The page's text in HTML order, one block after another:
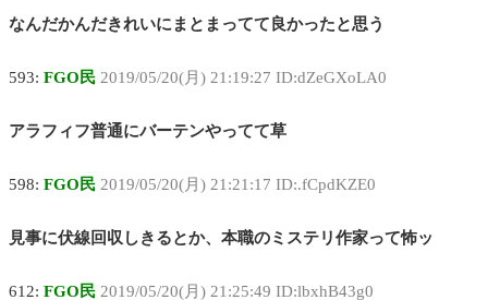
なんだかんだきれいにまとまってて良かったと思う
593: FGO民 2019/05/20(月) 21:19:27 ID:dZeGXoLA0
アラフィフ普通にバーテンやってて草
598: FGO民 2019/05/20(月) 21:21:17 ID:.fCpdKZE0
見事に伏線回収しきるとか、本職のミステリ作家って怖ッ
612: FGO民 2019/05/20(月) 21:25:49 ID:lbxhB43g0